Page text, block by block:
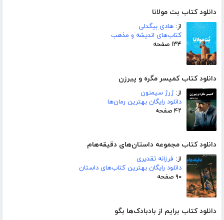
دانلود کتاب بت مولانا
از: هادی بیگدلی
کتاب‌های اندیشه و مذهب
۱۳۴ صفحه
دانلود کتاب کمیسر مگره و پیرزن
از:ژرژ سیمنون
دانلود رایگان بهترین رمان‌ها
۴۲ صفحه
دانلود کتاب مجموعه داستان‌های دقیقه‌هام
از: فرزانه تقدیری
دانلود رایگان بهترین کتاب‌های داستان
۹۰ صفحه
دانلود کتاب برایم از بادبادک‌ها بگو